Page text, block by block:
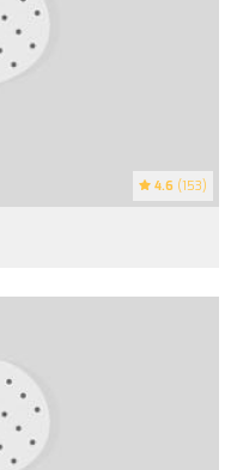
4.6 (153)